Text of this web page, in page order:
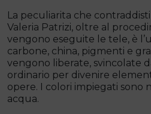
La peculiarita che
Valeria Patrizi, oltre al
vengono eseguite le tele, è
carbone, china, pigmenti e
vengono liberate, svincolate
ordinario per divenire
opere. I colori impiegati sono
acqua.